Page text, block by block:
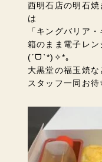
西明石店の明石
は
「キングバリア
箱のまま電子レ
(ˊᗜˋ*)✧*｡
大黒堂の福玉焼
スタッフ一同お